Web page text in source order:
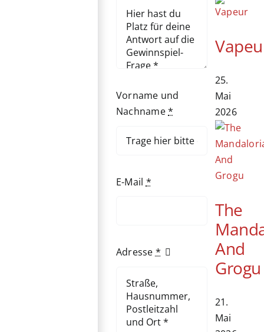
Vorname und
Nachname*
E-Mail *
Adresse *
25.
Mai
2026
The
And
Grogu
21.
Mai